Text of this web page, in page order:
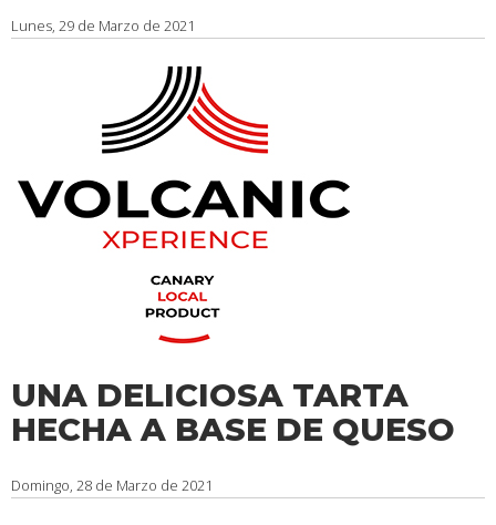
Lunes, 29 de Marzo de 2021
UNA DELICIOSA TARTA
HECHA A BASE DE QUESO
Domingo, 28 de Marzo de 2021